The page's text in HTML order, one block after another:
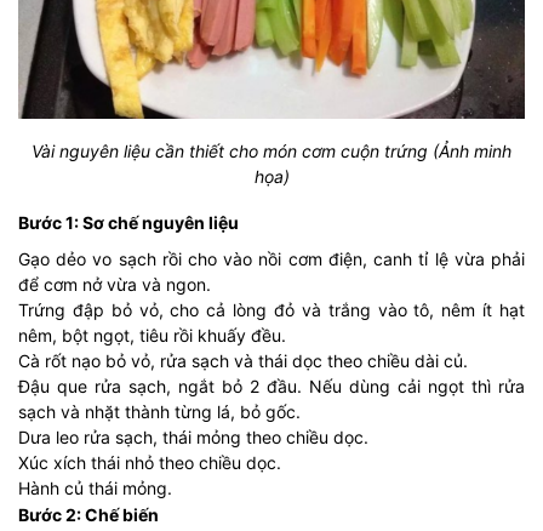
Vài nguyên liệu cần thiết cho món cơm cuộn trứng (Ảnh minh
họa)
Bước 1: Sơ chế nguyên liệu
Gạo dẻo vo sạch rồi cho vào nồi cơm điện, canh tỉ lệ vừa phải
để cơm nở vừa và ngon.
Trứng đập bỏ vỏ, cho cả lòng đỏ và trắng vào tô, nêm ít hạt
nêm, bột ngọt, tiêu rồi khuấy đều.
Cà rốt nạo bỏ vỏ, rửa sạch và thái dọc theo chiều dài củ.
Đậu que rửa sạch, ngắt bỏ 2 đầu. Nếu dùng cải ngọt thì rửa
sạch và nhặt thành từng lá, bỏ gốc.
Dưa leo rửa sạch, thái mỏng theo chiều dọc.
Xúc xích thái nhỏ theo chiều dọc.
Hành củ thái mỏng.
Bước 2: Chế biến